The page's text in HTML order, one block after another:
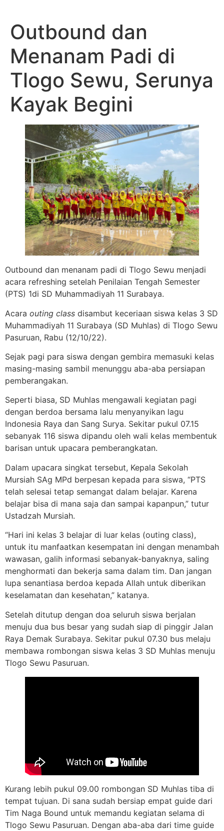
Outbound dan
Menanam Padi di
Tlogo Sewu, Serunya
Kayak Begini
Outbound dan menanam padi di Tlogo Sewu menjadi
acara refreshing setelah Penilaian Tengah Semester
(PTS) 1di SD Muhammadiyah 11 Surabaya.
Acara outing class disambut keceriaan siswa kelas 3 SD
Muhammadiyah 11 Surabaya (SD Muhlas) di Tlogo Sewu
Pasuruan, Rabu (12/10/22).
Sejak pagi para siswa dengan gembira memasuki kelas
masing-masing sambil menunggu aba-aba persiapan
pemberangakan.
Seperti biasa, SD Muhlas mengawali kegiatan pagi
dengan berdoa bersama lalu menyanyikan lagu
Indonesia Raya dan Sang Surya. Sekitar pukul 07.15
sebanyak 116 siswa dipandu oleh wali kelas membentuk
barisan untuk upacara pemberangkatan.
Dalam upacara singkat tersebut, Kepala Sekolah
Mursiah SAg MPd berpesan kepada para siswa, “PTS
telah selesai tetap semangat dalam belajar. Karena
belajar bisa di mana saja dan sampai kapanpun,” tutur
Ustadzah Mursiah.
“Hari ini kelas 3 belajar di luar kelas (outing class),
untuk itu manfaatkan kesempatan ini dengan menambah
wawasan, galih informasi sebanyak-banyaknya, saling
menghormati dan bekerja sama dalam tim. Dan jangan
lupa senantiasa berdoa kepada Allah untuk diberikan
keselamatan dan kesehatan,” katanya.
Setelah ditutup dengan doa seluruh siswa berjalan
menuju dua bus besar yang sudah siap di pinggir Jalan
Raya Demak Surabaya. Sekitar pukul 07.30 bus melaju
membawa rombongan siswa kelas 3 SD Muhlas menuju
Tlogo Sewu Pasuruan.
Kurang lebih pukul 09.00 rombongan SD Muhlas tiba di
tempat tujuan. Di sana sudah bersiap empat guide dari
Tim Naga Bound untuk memandu kegiatan selama di
Tlogo Sewu Pasuruan. Dengan aba-aba dari time guide